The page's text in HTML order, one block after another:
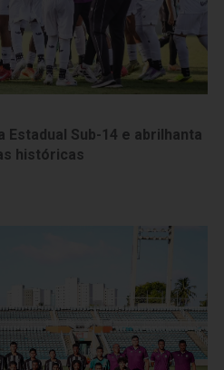
Estadual Sub-14 e abrilhanta
históricas